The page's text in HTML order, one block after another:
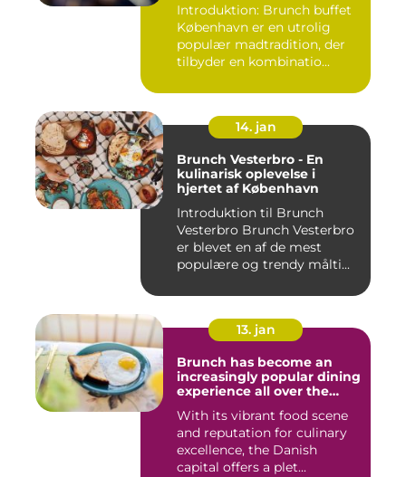
Skatte
Introduktion: Brunch buffet
København er en utrolig
populær madtradition, der
tilbyder en kombinatio...
14. jan
Brunch Vesterbro - En
kulinarisk oplevelse i
hjertet af København
Introduktion til Brunch
Vesterbro Brunch Vesterbro
er blevet en af de mest
populære og trendy målti...
13. jan
Brunch has become an
increasingly popular dining
experience all over the
certainly no exception
With its vibrant food scene
and reputation for culinary
excellence, the Danish
capital offers a plet...